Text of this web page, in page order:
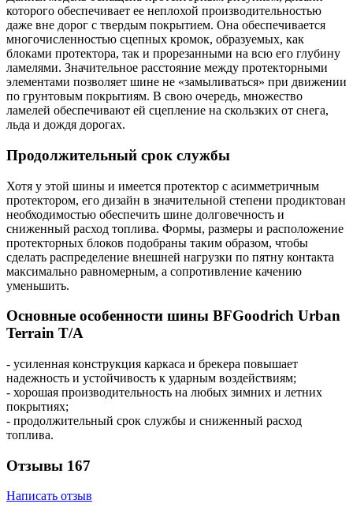
которого обеспечивает ее неплохой производительностью
даже вне дорог с твердым покрытием. Она обеспечивается
многочисленностью сцепных кромок, образуемых, как
блоками протектора, так и прорезанными на всю его глубину
ламелями. Значительное расстояние между протекторными
элементами позволяет шине не «замыливаться» при движении
по грунтовым покрытиям. В свою очередь, множество
ламелей обеспечивают ей сцепление на скользких от снега,
льда и дождя дорогах.
Продолжительный срок службы
Хотя у этой шины и имеется протектор с асимметричным
протектором, его дизайн в значительной степени продиктован
необходимостью обеспечить шине долговечность и
сниженный расход топлива. Формы, размеры и расположение
протекторных блоков подобраны таким образом, чтобы
сделать распределение внешней нагрузки по пятну контакта
максимально равномерным, а сопротивление качению
уменьшить.
Основные особенности шины BFGoodrich Urban
Terrain T/A
- усиленная конструкция каркаса и брекера повышает
надежность и устойчивость к ударным воздействиям;
- хорошая производительность на любых зимних и летних
покрытиях;
- продолжительный срок службы и сниженный расход
топлива.
Отзывы 167
Написать отзыв